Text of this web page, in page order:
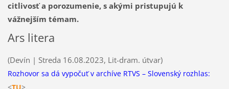
citlivosť a porozumenie, s akými pristupujú k
vážnejším témam.
Ars litera
(Devín | Streda 16.08.2023, Lit-dram. útvar)
Rozhovor sa dá vypočuť v archíve RTVS – Slovenský rozhlas: